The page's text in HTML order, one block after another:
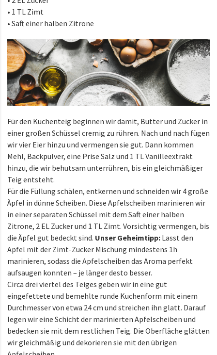
• 1 TL Zimt
• Saft einer halben Zitrone
Für den Kuchenteig beginnen wir damit, Butter und Zucker in
einer großen Schüssel cremig zu rühren. Nach und nach fügen
wir vier Eier hinzu und vermengen sie gut. Dann kommen
Mehl, Backpulver, eine Prise Salz und 1 TL Vanilleextrakt
hinzu, die wir behutsam unterrühren, bis ein gleichmäßiger
Teig entsteht.
Für die Füllung schälen, entkernen und schneiden wir 4 große
Äpfel in dünne Scheiben. Diese Apfelscheiben marinieren wir
in einer separaten Schüssel mit dem Saft einer halben
Zitrone, 2 EL Zucker und 1 TL Zimt. Vorsichtig vermengen, bis
die Äpfel gut bedeckt sind. Unser Geheimtipp: Lasst den
Apfel mit der Zimt-Zucker Mischung mindestens 1h
marinieren, sodass die Apfelscheiben das Aroma perfekt
aufsaugen konnten – je länger desto besser.
Circa drei viertel des Teiges geben wir in eine gut
eingefettete und bemehlte runde Kuchenform mit einem
Durchmesser von etwa 24 cm und streichen ihn glatt. Darauf
legen wir eine Schicht der marinierten Apfelscheiben und
bedecken sie mit dem restlichen Teig. Die Oberfläche glätten
wir gleichmäßig und dekorieren sie mit den übrigen